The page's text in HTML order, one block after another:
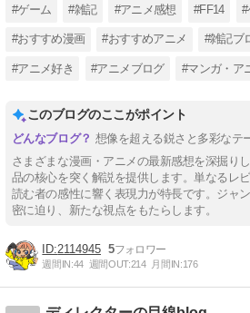
#ゲーム #雑記 #アニメ感想 #FF14
#おすすめ漫画 #おすすめアニメ #雑記ブ
#アニメ好き #アニメブログ #マンガ・ア
このブログのここがポイント
想像を超える鋭さと多彩なテ
さまざまな漫画・アニメの最新感想を深掘り
品の核心を突く解説を提供します。単なるレ
読む者の感性に響く表現力が特長です。ジャ
密に迫り、新たな視点をもたらします。
2114945 5
週間IN:44 週間OUT:214 月間IN:176